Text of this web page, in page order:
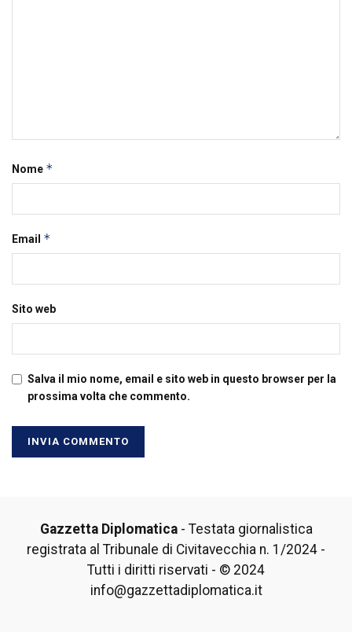
Nome *
Email *
Sito web
Salva il mio nome, email e sito web in questo browser per la
prossima volta che commento.
Gazzetta Diplomatica- Testata giornalistica
registrata al Tribunale di Civitavecchia n. 1/2024 -
Tutti i diritti riservati - © 2024
info@gazzettadiplomatica.it